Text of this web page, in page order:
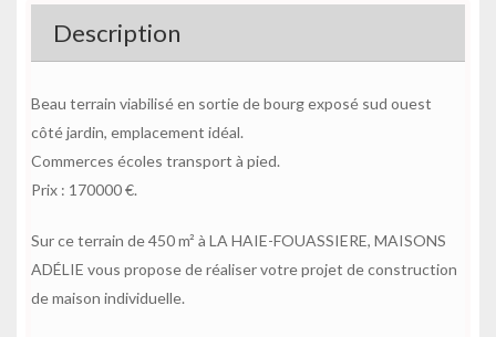
Description
Beau terrain viabilisé en sortie de bourg exposé sud ouest
côté jardin, emplacement idéal.
Commerces écoles transport à pied.
Prix : 170000 €.
Sur ce terrain de 450 m² à LA HAIE-FOUASSIERE, MAISONS
ADÉLIE vous propose de réaliser votre projet de construction
de maison individuelle.